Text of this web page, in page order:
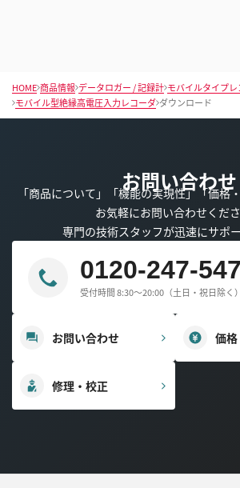
HOME 商品情報 データロガー / 記録計 モバイルタイプ
モバイル型絶縁高電圧入力レコーダ ダウンロード
お問い合わせ
「商品について」「機能の実現性」「価格
お気軽にお問い合わせくださ
専門の技術スタッフが迅速にサポー
0120-247-547
受付時間 8:30～20:00（土日・祝日除く）
お問い合わせ 価
修理・校正